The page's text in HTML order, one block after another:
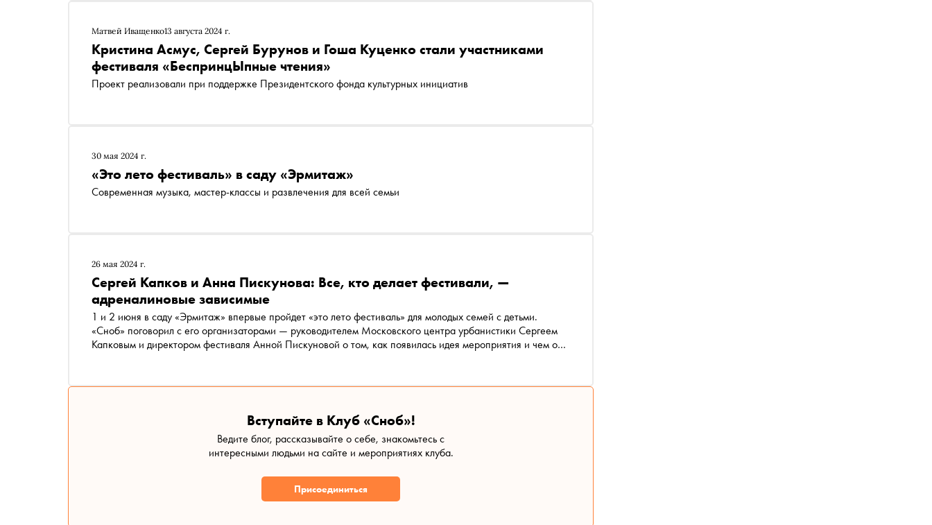
Матвей Иващенко13 августа 2024 г.
Кристина Асмус, Сергей Бурунов и Гоша Куценко стали участниками
фестиваля «БеспринцЫпные чтения»
Проект реализовали при поддержке Президентского фонда культурных инициатив
30 мая 2024 г.
«Это лето фестиваль» в саду «Эрмитаж»
Современная музыка, мастер-классы и развлечения для всей семьи
26 мая 2024 г.
Сергей Капков и Анна Пискунова: Все, кто делает фестивали, —
адреналиновые зависимые
1 и 2 июня в саду «Эрмитаж» впервые пройдет «это лето фестиваль» для молодых семей с детьми.
«Сноб» поговорил с его организаторами — руководителем Московского центра урбанистики Сергеем
Капковым и директором фестиваля Анной Пискуновой о том, как появилась идея мероприятия и чем оно
Вступайте в Клуб «Сноб»!
Ведите блог, рассказывайте о себе, знакомьтесь с
интересными людьми на сайте и мероприятиях клуба.
Присоединиться